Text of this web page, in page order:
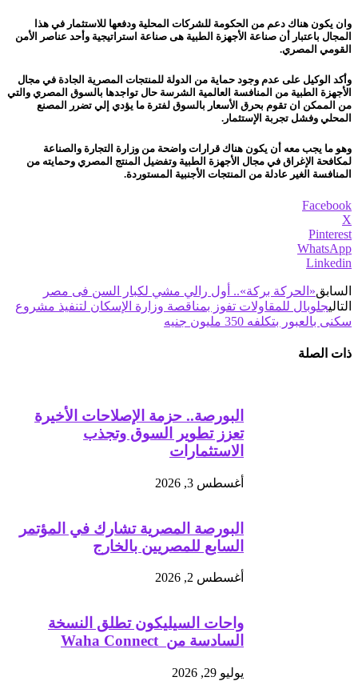
وان يكون هناك دعم من الحكومة للشركات المحلية ودفعها للاستثمار في هذا
المجال باعتبار أن صناعة الأجهزة الطبية هى صناعة استراتيجية وأحد عناصر الأمن
القومي المصري.
وأكد الوكيل على عدم وجود حماية من الدولة للمنتجات المصرية الجادة في مجال
الأجهزة الطبية من المنافسة العالمية الشرسة حال تواجدها بالسوق المصري والتي
من الممكن ان تقوم بحرق الأسعار بالسوق لفترة ما يؤدي إلي تضرر المصنع
المحلي وفشل تجربة الإستثمار.
وهو ما يجب معه أن يكون هناك قرارات واضحة من وزارة التجارة والصناعة
لمكافحة الإغراق في مجال الأجهزة الطبية وتفضيل المنتج المصري وحمايته من
المنافسة الغير عادلة من المنتجات الأجنبية المستوردة.
Facebook
X
Pinterest
WhatsApp
Linkedin
السابق«الحركة بركة».. أول رالي مشي لكبار السن فى مصر
التاليجلوبال للمقاولات تفوز بمناقصة وزارة الإسكان لتنفيذ مشروع
سكنى بالعبور بتكلفه 350 مليون جنيه
ذات الصلة
البورصة.. حزمة الإصلاحات الأخيرة
تعزز تطوير السوق وتجذب
الاستثمارات
أغسطس 3, 2026
البورصة المصرية تشارك في المؤتمر
السابع للمصريين بالخارج
أغسطس 2, 2026
واحات السيليكون تطلق النسخة
السادسة من Waha Connect
يوليو 29, 2026